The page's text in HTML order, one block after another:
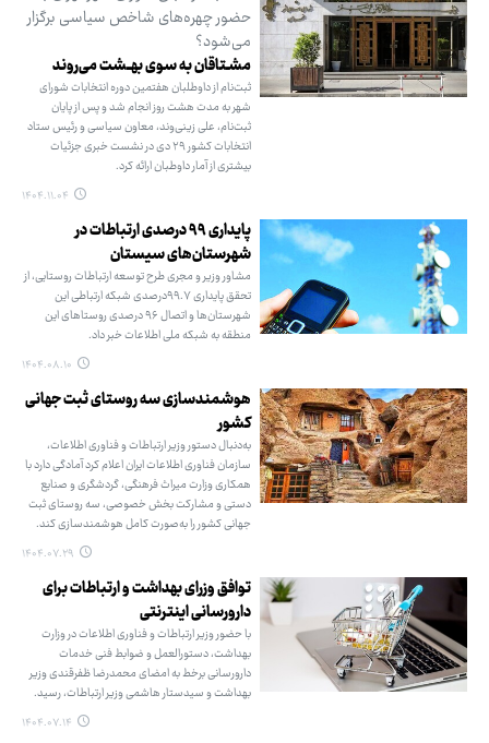
حضور چهره‌های شاخص سیاسی برگزار
می‌شود؟
مشـتاقان به سوی بهــشت می‌روند
ثبت‌نام از داوطلبان هفتمین دوره انتخابات شورای
شهر به مدت هشت روز انجام شد و پس از پایان
ثبت‌نام، علی زینی‌وند، معاون سیاسی و رئیس ستاد
انتخابات کشور ۲۹ دی در نشست خبری جزئیات
بیشتری از آمار داوطبان ارائه کرد.
۱۴۰۴.۱۱.۰۴
پایداری ۹۹ درصدی ارتباطات در
شهرستان‌های سیستان
مشاور وزیر و مجری طرح توسعه ارتباطات روستایی، از
تحقق پایداری ۹۹.۷‌درصدی شبکه ارتباطی این
شهرستان‌ها و اتصال ۹۶ درصدی روستاهای این
منطقه به شبکه ملی اطلاعات خبر داد.
۱۴۰۴.۰۸.۱۰
هوشمندسازی سه روستای ثبت جهانی
کشور
به‌دنبال دستور وزیر ارتباطات و فناوری اطلاعات،
سازمان فناوری اطلاعات ایران اعلام کرد آمادگی دارد با
همکاری وزارت میراث فرهنگی، گردشگری و صنایع
دستی و مشارکت بخش خصوصی، سه روستای ثبت
جهانی کشور را به‌صورت کامل هوشمندسازی کند.
۱۴۰۴.۰۷.۲۹
توافق وزرای بهداشت و ارتباطات برای
دارورسانی اینترنتی
با حضور وزیر ارتباطات و فناوری اطلاعات در وزارت
بهداشت، دستورالعمل و ضوابط فنی خدمات
دارورسانی برخط به امضای محمدرضا ظفرقندی وزیر
بهداشت و سیدستار هاشمی وزیر ارتباطات، رسید.
۱۴۰۴.۰۷.۱۴